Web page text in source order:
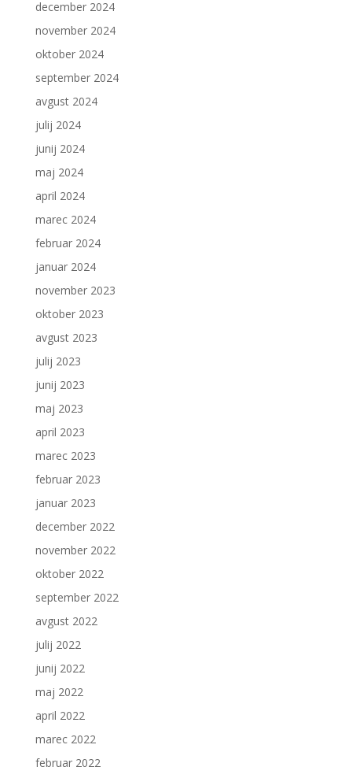
december 2024
november 2024
oktober 2024
september 2024
avgust 2024
julij 2024
junij 2024
maj 2024
april 2024
marec 2024
februar 2024
januar 2024
november 2023
oktober 2023
avgust 2023
julij 2023
junij 2023
maj 2023
april 2023
marec 2023
februar 2023
januar 2023
december 2022
november 2022
oktober 2022
september 2022
avgust 2022
julij 2022
junij 2022
maj 2022
april 2022
marec 2022
februar 2022